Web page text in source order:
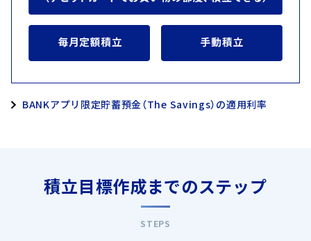
BANKアプリ限定貯蓄預金（The Savings）の適用利率
積立目標作成までのステップ
STEPS